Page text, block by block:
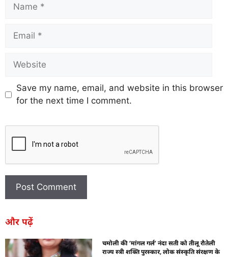
Save my name, email, and website in this browser
for the next time I comment.
और पढ़ें
चमोली की ‘मांगल गर्ल’ नंदा सती को तीलू रौतेली
राज्य स्त्री शक्ति पुरस्कार, लोक संस्कृति संरक्षण के